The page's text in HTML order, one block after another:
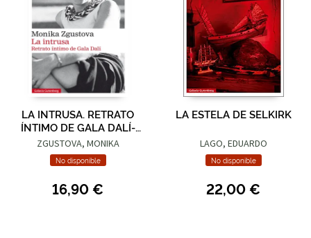
LA INTRUSA. RETRATO
ÍNTIMO DE GALA DALÍ-
RÚSTICA
ZGUSTOVA, MONIKA
No disponible
16,90 €
LA ESTELA DE SELKIRK
LAGO, EDUARDO
No disponible
22,00 €